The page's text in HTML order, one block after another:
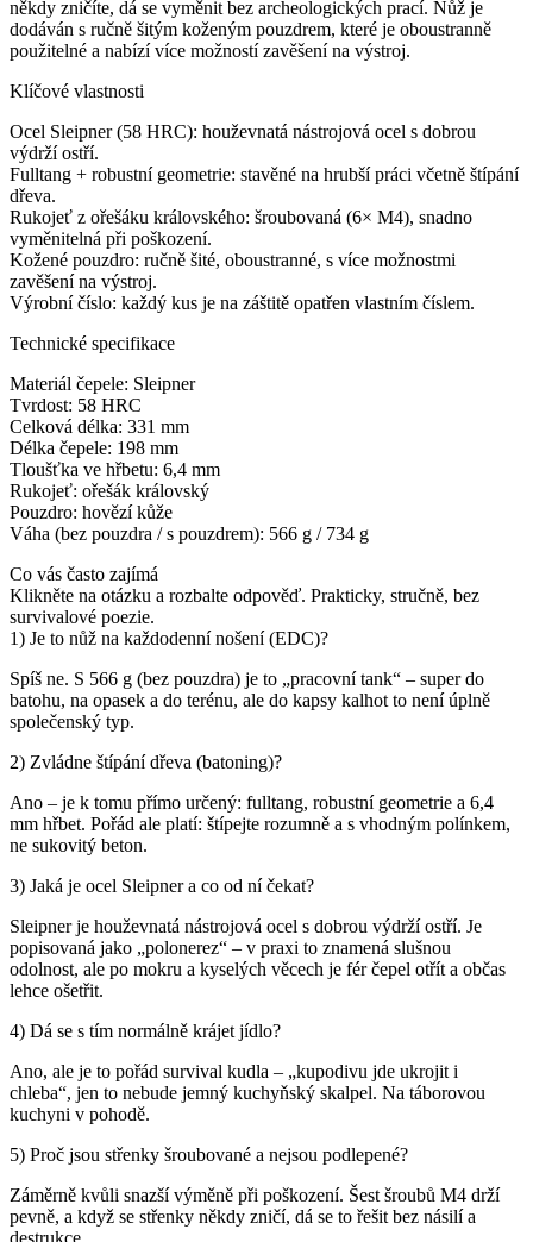
někdy zničíte, dá se vyměnit bez archeologických prací. Nůž je
dodáván s ručně šitým koženým pouzdrem, které je oboustranně
použitelné a nabízí více možností zavěšení na výstroj.
Klíčové vlastnosti
Ocel Sleipner (58 HRC): houževnatá nástrojová ocel s dobrou
výdrží ostří.
Fulltang + robustní geometrie: stavěné na hrubší práci včetně štípání
dřeva.
Rukojeť z ořešáku královského: šroubovaná (6× M4), snadno
vyměnitelná při poškození.
Kožené pouzdro: ručně šité, oboustranné, s více možnostmi
zavěšení na výstroj.
Výrobní číslo: každý kus je na záštitě opatřen vlastním číslem.
Technické specifikace
Materiál čepele: Sleipner
Tvrdost: 58 HRC
Celková délka: 331 mm
Délka čepele: 198 mm
Tloušťka ve hřbetu: 6,4 mm
Rukojeť: ořešák královský
Pouzdro: hovězí kůže
Váha (bez pouzdra / s pouzdrem): 566 g / 734 g
Co vás často zajímá
Klikněte na otázku a rozbalte odpověď. Prakticky, stručně, bez
survivalové poezie.
1) Je to nůž na každodenní nošení (EDC)?
Spíš ne. S 566 g (bez pouzdra) je to „pracovní tank“ – super do
batohu, na opasek a do terénu, ale do kapsy kalhot to není úplně
společenský typ.
2) Zvládne štípání dřeva (batoning)?
Ano – je k tomu přímo určený: fulltang, robustní geometrie a 6,4
mm hřbet. Pořád ale platí: štípejte rozumně a s vhodným polínkem,
ne sukovitý beton.
3) Jaká je ocel Sleipner a co od ní čekat?
Sleipner je houževnatá nástrojová ocel s dobrou výdrží ostří. Je
popisovaná jako „polonerez“ – v praxi to znamená slušnou
odolnost, ale po mokru a kyselých věcech je fér čepel otřít a občas
lehce ošetřit.
4) Dá se s tím normálně krájet jídlo?
Ano, ale je to pořád survival kudla – „kupodivu jde ukrojit i
chleba“, jen to nebude jemný kuchyňský skalpel. Na táborovou
kuchyni v pohodě.
5) Proč jsou střenky šroubované a nejsou podlepené?
Záměrně kvůli snazší výměně při poškození. Šest šroubů M4 drží
pevně, a když se střenky někdy zničí, dá se to řešit bez násilí a